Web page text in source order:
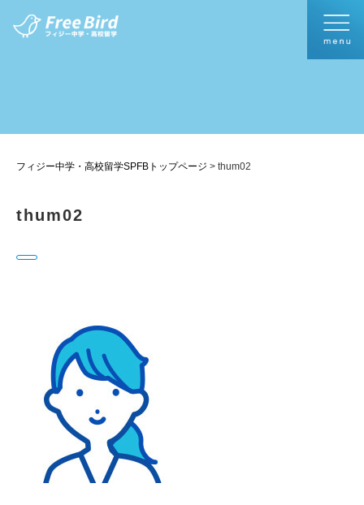
フィジー中学・高校留学SPFBトップページ > thum02
thum02